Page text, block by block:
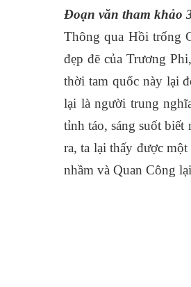
Đoạn văn tham khảo
Thông qua Hồi trống
đẹp đẽ của Trương
thời tam quốc này lại
lại là người trung
tỉnh táo, sáng suốt
ra, ta lại thấy được
nhầm và Quan Công